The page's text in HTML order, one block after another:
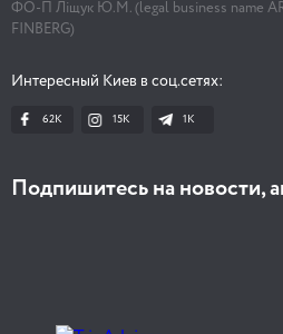
ФО-П Ліщук Ю.М. (legal business name
FINBERG)
Интересный Киев в соц.сетях:
62K 15K 1К
Подпишитесь на новости,